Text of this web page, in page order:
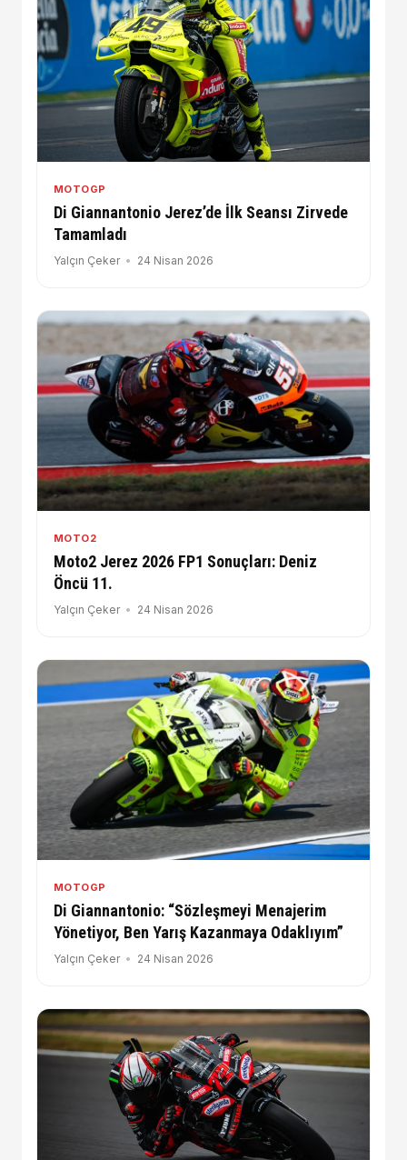
MOTOGP
Di Giannantonio Jerez’de İlk Seansı Zirvede
Tamamladı
Yalçın Çeker 24 Nisan 2026
MOTO2
Moto2 Jerez 2026 FP1 Sonuçları: Deniz
Öncü 11.
Yalçın Çeker 24 Nisan 2026
MOTOGP
Di Giannantonio: “Sözleşmeyi Menajerim
Yönetiyor, Ben Yarış Kazanmaya Odaklıyım”
Yalçın Çeker 24 Nisan 2026